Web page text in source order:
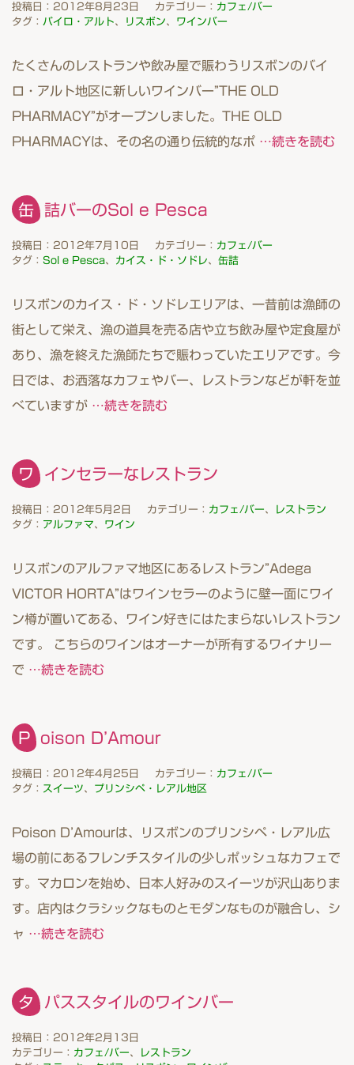
投稿日：2012年8月23日 カテゴリー： カフェ/バー
タグ： バイロ・アルト、 リスボン、 ワインバー
たくさんのレストランや飲み屋で賑わうリスボンのバイ
ロ・アルト地区に新しいワインバー”THE OLD
PHARMACY”がオープンしました。THE OLD
PHARMACYは、その名の通り伝統的なポ …続きを読む
缶詰バーのSol e Pesca
投稿日：2012年7月10日 カテゴリー： カフェ/バー
タグ： Sol e Pesca、 カイス・ド・ソドレ、 缶詰
リスボンのカイス・ド・ソドレエリアは、一昔前は漁師の
街として栄え、漁の道具を売る店や立ち飲み屋や定食屋が
あり、漁を終えた漁師たちで賑わっていたエリアです。今
日では、お洒落なカフェやバー、レストランなどが軒を並
べていますが …続きを読む
ワインセラーなレストラン
投稿日：2012年5月2日 カテゴリー： カフェ/バー、
レストラン
タグ： アルファマ、 ワイン
リスボンのアルファマ地区にあるレストラン”Adega
VICTOR HORTA”はワインセラーのように壁一面にワイ
ン樽が置いてある、ワイン好きにはたまらないレストラン
です。 こちらのワインはオーナーが所有するワイナリー
で …続きを読む
Poison D’Amour
投稿日：2012年4月25日 カテゴリー： カフェ/バー
タグ： スイーツ、 プリンシペ・レアル地区
Poison D’Amourは、リスボンのプリンシペ・レアル広
場の前にあるフレンチスタイルの少しポッシュなカフェで
す。マカロンを始め、日本人好みのスイーツが沢山ありま
す。店内はクラシックなものとモダンなものが融合し、シ
ャ …続きを読む
タパススタイルのワインバー
投稿日：2012年2月13日
カテゴリー： カフェ/バー、
レストラン